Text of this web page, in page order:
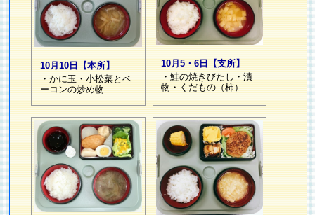
10月10日【本所】
・かに玉・小松菜とベ
ーコンの炒め物
10月5・6日【支所】
・鮭の焼きびたし・漬
物・くだもの（柿）